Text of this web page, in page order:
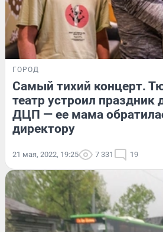
ГОРОД
Самый тихий концерт.
театр устроил праздник
ДЦП — ее мама
директору
21 мая, 2022, 19:25 7 331 19